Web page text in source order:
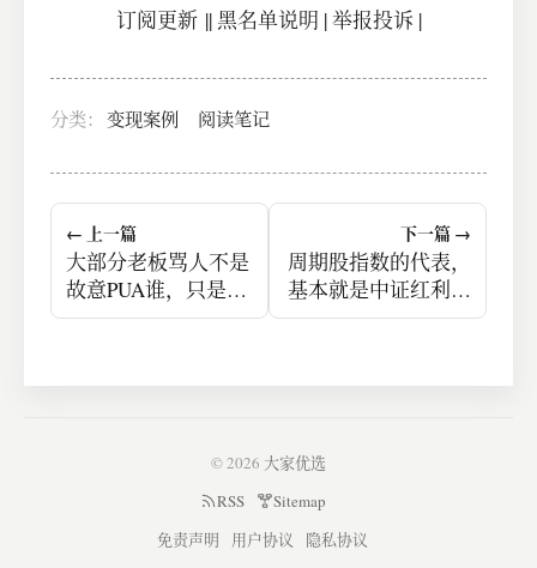
订阅更新||黑名单说明 |举报投诉 |
分类： 变现案例 阅读笔记
← 上一篇
大部分老板骂人不是
故意PUA谁，只是单
纯地认为你不值这个
下一篇 →
周期股指数的代表，
基本就是中证红利指
数<br>主要指顺周期
© 2026 大家优选
RSS
Sitemap
免责声明
用户协议 隐私协议